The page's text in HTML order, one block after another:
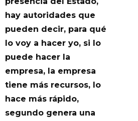
hay autoridades que
pueden decir, para qué
lo voy a hacer yo, si lo
puede hacer la
empresa, la empresa
tiene más recursos, lo
hace más rápido,
segundo genera una